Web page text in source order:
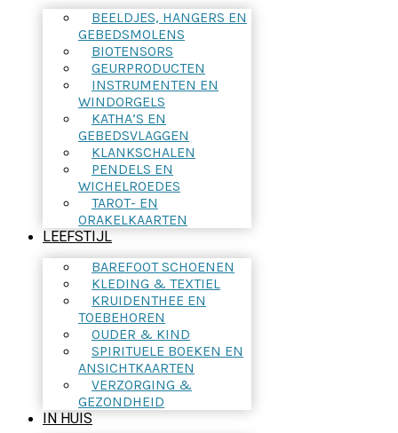
BEELDJES, HANGERS EN
GEBEDSMOLENS
BIOTENSORS
GEURPRODUCTEN
INSTRUMENTEN EN
WINDORGELS
KATHA’S EN
GEBEDSVLAGGEN
KLANKSCHALEN
PENDELS EN
WICHELROEDES
TAROT- EN
ORAKELKAARTEN
LEEFSTIJL
BAREFOOT SCHOENEN
KLEDING & TEXTIEL
KRUIDENTHEE EN
TOEBEHOREN
OUDER & KIND
SPIRITUELE BOEKEN EN
ANSICHTKAARTEN
VERZORGING &
GEZONDHEID
IN HUIS